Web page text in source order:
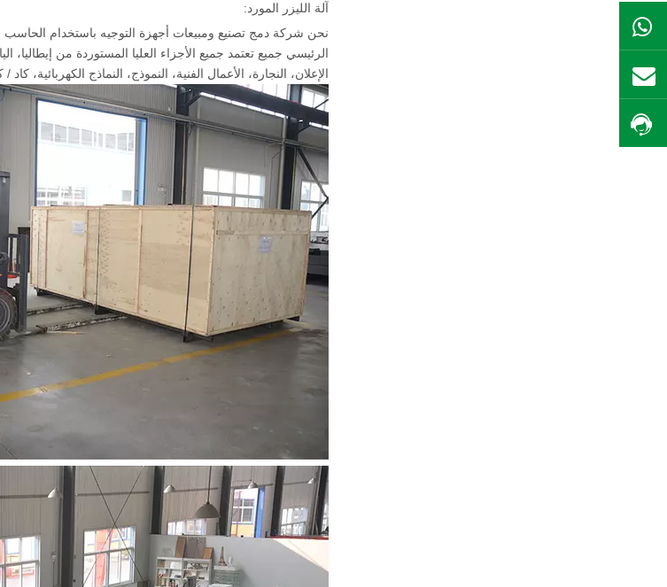
آلة الليزر المورد:
نحن شركة دمج تصنيع ومبيعات أجهزة التوجيه باستخدام الحاسب
الرئيسي جميع تعتمد جميع الأجزاء العليا المستوردة من إيطاليا،
الإعلان، النجارة، الأعمال الفنية، النموذج، النماذج الكهربائية،